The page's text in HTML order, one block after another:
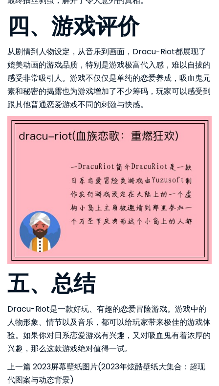
四、游戏评价
从剧情到人物设定，从音乐到画面，Dracu-Riot都展现了
媲美动画的游戏品质，特别是游戏极富代入感，难以自拔的
感受非常吸引人。游戏不仅仅是单纯的恋爱养成，吸血鬼元
素和秘密的揭露也为游戏增加了不少筹码，玩家可以感受到
跟其他普通恋爱游戏不同的刺激与快感。
五、总结
Dracu-Riot是一款好玩、有趣的恋爱冒险游戏。游戏中的
人物形象、情节以及音乐，都可以给玩家带来极佳的游戏体
验。如果你对日系恋爱游戏有兴趣，又对吸血鬼有着浓厚的
兴趣，那么这款游戏绝对值得一试。
上一篇 2023屏幕壁纸图片(2023年炫酷壁纸大集合：超现
代图案与动态背景)